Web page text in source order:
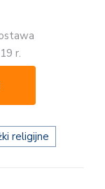
r.
religijne